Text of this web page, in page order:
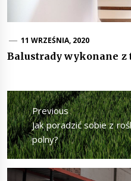
11 WRZEŚNIA, 2020
Balustrady wykonane z
Nawigacja
wpisuPrevious
Previous
post:
Jak poradzić sobie z
polny?